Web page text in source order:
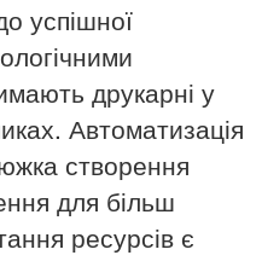
успішної
друкарні у
Автоматизація
створення
для більш
ресурсів є